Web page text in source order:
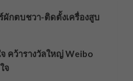
ผักตบชวา-ติดตั้งเครื่องสูบ
คว้ารางวัลใหญ่ Weibo
จ